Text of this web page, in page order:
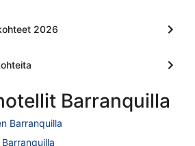
2026
Barranquilla
Barranquilla